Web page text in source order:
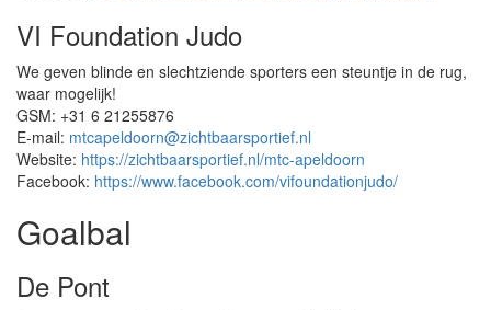
VI Foundation Judo
We geven blinde en slechtziende sporters een steuntje in de rug,
waar mogelijk!
GSM: +31 6 21255876
E-mail: mtcapeldoorn@zichtbaarsportief.nl
Website: https://zichtbaarsportief.nl/mtc-apeldoorn
Facebook: https://www.facebook.com/vifoundationjudo/
Goalbal
De Pont